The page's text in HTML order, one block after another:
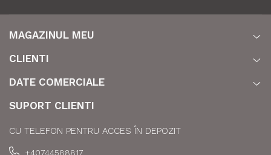
MAGAZINUL MEU
CLIENTI
DATE COMERCIALE
SUPORT CLIENTI
CU TELEFON PENTRU ACCES ÎN DEPOZIT
+40744588817